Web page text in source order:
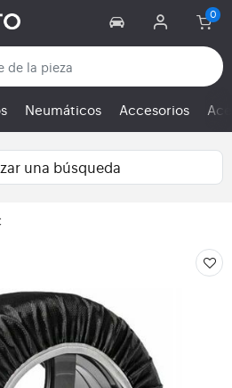
Neumáticos Accesorios
una búsqueda